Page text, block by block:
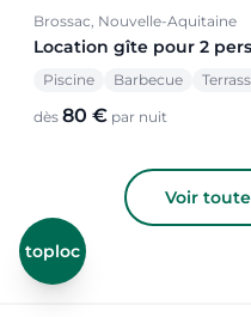
Brossac, Nouvelle-Aquitaine
Location gîte pour 2
Piscine Barbecue
dès 80 € par nuit
Voir
toploc